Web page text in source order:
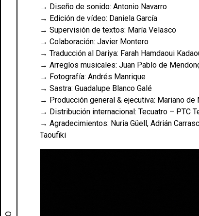
→ Diseño de sonido: Antonio Navarro
→ Edición de vídeo: Daniela García
→ Supervisión de textos: María Velasco
→ Colaboración: Javier Montero
→ Traducción al Dariya: Farah Hamdaoui
→ Arreglos musicales: Juan Pablo de
→ Fotografía: Andrés Manrique
→ Sastra: Guadalupe Blanco Galé
→ Producción general & ejecutiva: Mariano de
→ Distribución internacional: Tecuatro – PTC
→ Agradecimientos: Nuria Güell, Adrián
Taoufiki